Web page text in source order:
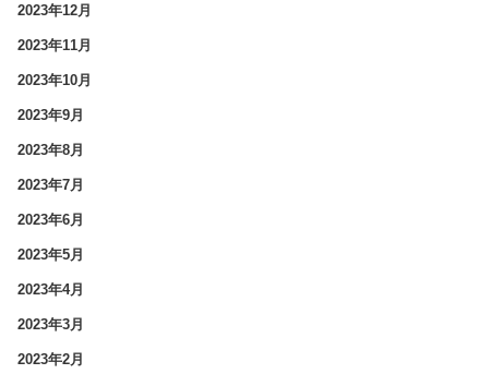
2023年12月
2023年11月
2023年10月
2023年9月
2023年8月
2023年7月
2023年6月
2023年5月
2023年4月
2023年3月
2023年2月